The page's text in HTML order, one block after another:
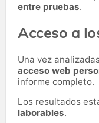
entre pruebas.
Acceso a
Una vez
acceso web
informe completo.
Los resultados
laborables.